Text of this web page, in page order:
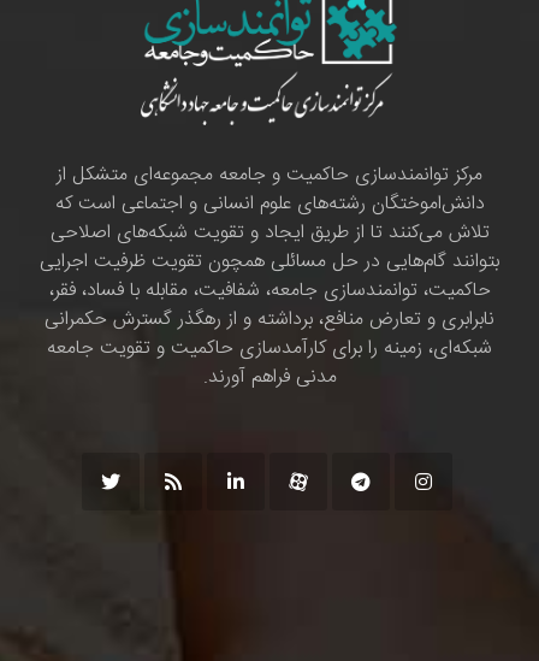
مرکز توانمندسازی حاکمیت و جامعه مجموعه‌ای متشکل از
دانش‌اموختگان رشته‌های علوم انسانی و اجتماعی است که
تلاش می‌کنند تا از طریق ایجاد و تقویت شبکه‌های اصلاحی
بتوانند گام‌هایی در حل مسائلی همچون تقویت ظرفیت اجرایی
حاکمیت، توانمندسازی جامعه، شفافیت، مقابله با فساد، فقر،
نابرابری و تعارض منافع، برداشته و از رهگذر گسترش حکمرانی
شبکه‌ای، زمینه را برای کارآمدسازی حاکمیت و تقویت جامعه
مدنی فراهم آورند.